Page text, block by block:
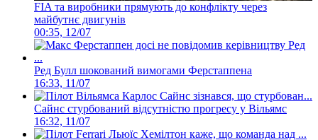
FIA та виробники прямують до конфлікту через
майбутнє двигунів
00:35, 12/07
Ред Булл шокований вимогами Ферстаппена
16:33, 11/07
Сайнс стурбований відсутністю прогресу у Вільямс
16:32, 11/07